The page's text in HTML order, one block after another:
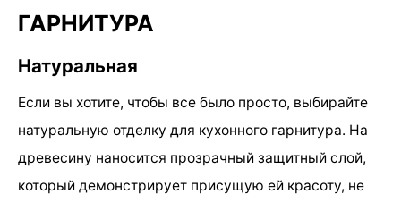
ГАРНИТУРА
Натуральная
Если вы хотите, чтобы все было просто, выбирайте
натуральную отделку для кухонного гарнитура. На
древесину наносится прозрачный защитный слой,
который демонстрирует присущую ей красоту, не